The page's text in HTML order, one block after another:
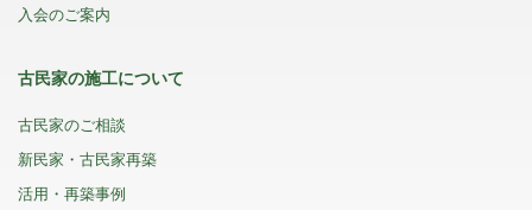
入会のご案内
古民家の施工について
古民家のご相談
新民家・古民家再築
活用・再築事例